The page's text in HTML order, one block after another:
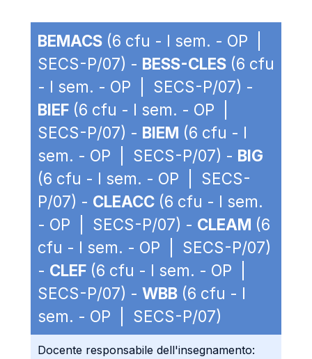
BEMACS (6 cfu - I sem. - OP |
SECS-P/07) - BESS-CLES (6 cfu
- I sem. - OP | SECS-P/07) -
BIEF (6 cfu - I sem. - OP |
SECS-P/07) - BIEM (6 cfu - I
sem. - OP | SECS-P/07) - BIG
(6 cfu - I sem. - OP | SECS-
P/07) - CLEACC (6 cfu - I sem.
- OP | SECS-P/07) - CLEAM (6
cfu - I sem. - OP | SECS-P/07)
- CLEF (6 cfu - I sem. - OP |
SECS-P/07) - WBB (6 cfu - I
sem. - OP | SECS-P/07)
Docente responsabile dell'insegnamento: